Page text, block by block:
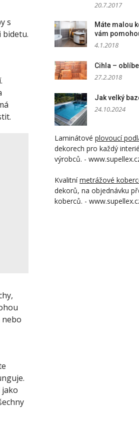
s
bidetu.
nebo
jako
20.7.2017
Máte malou
vám
4.1.2018
Cihla –
27.2.2018
Jak velký
24.10.2024
Laminátové plovoucí
dekorech pro každý
výrobců. -
Kvalitnímetrážové
dekorů, na objednávku
koberců. -